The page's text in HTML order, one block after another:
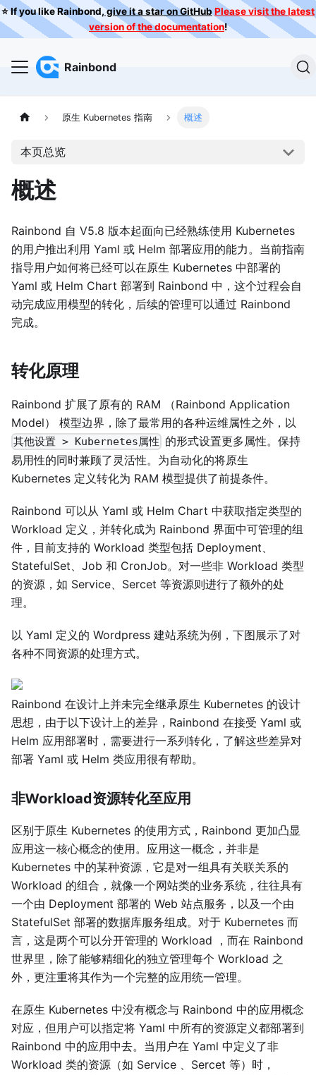
⭐️ If you like Rainbond,give it a star on GitHub Please visit the latest
version of the documentation!
Rainbond
原生 Kubernetes 指南 概述
本页总览
概述
Rainbond 自 V5.8 版本起面向已经熟练使用 Kubernetes
的用户推出利用 Yaml 或 Helm 部署应用的能力。当前指南
指导用户如何将已经可以在原生 Kubernetes 中部署的
Yaml 或 Helm Chart 部署到 Rainbond 中，这个过程会自
动完成应用模型的转化，后续的管理可以通过 Rainbond
完成。
转化原理
Rainbond 扩展了原有的 RAM （Rainbond Application
Model） 模型边界，除了最常用的各种运维属性之外，以
其他设置 > Kubernetes属性 的形式设置更多属性。保持
易用性的同时兼顾了灵活性。为自动化的将原生
Kubernetes 定义转化为 RAM 模型提供了前提条件。
Rainbond 可以从 Yaml 或 Helm Chart 中获取指定类型的
Workload 定义，并转化成为 Rainbond 界面中可管理的组
件，目前支持的 Workload 类型包括 Deployment、
StatefulSet、Job 和 CronJob。对一些非 Workload 类型
的资源，如 Service、Sercet 等资源则进行了额外的处
理。
以 Yaml 定义的 Wordpress 建站系统为例，下图展示了对
各种不同资源的处理方式。
Rainbond 在设计上并未完全继承原生 Kubernetes 的设计
思想，由于以下设计上的差异，Rainbond 在接受 Yaml 或
Helm 应用部署时，需要进行一系列转化，了解这些差异对
部署 Yaml 或 Helm 类应用很有帮助。
非Workload资源转化至应用
区别于原生 Kubernetes 的使用方式，Rainbond 更加凸显
应用这一核心概念的使用。应用这一概念，并非是
Kubernetes 中的某种资源，它是对一组具有关联关系的
Workload 的组合，就像一个网站类的业务系统，往往具有
一个由 Deployment 部署的 Web 站点服务，以及一个由
StatefulSet 部署的数据库服务组成。对于 Kubernetes 而
言，这是两个可以分开管理的 Workload ，而在 Rainbond
世界里，除了能够精细化的独立管理每个 Workload 之
外，更注重将其作为一个完整的应用统一管理。
在原生 Kubernetes 中没有概念与 Rainbond 中的应用概念
对应，但用户可以指定将 Yaml 中所有的资源定义都部署到
Rainbond 中的应用中去。当用户在 Yaml 中定义了非
Workload 类的资源（如 Service 、Sercet 等）时，